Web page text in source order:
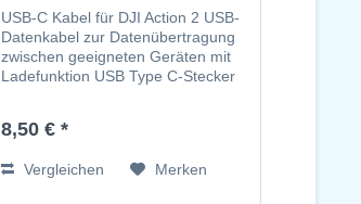
USB-C Kabel für DJI Action 2 USB-
Datenkabel zur Datenübertragung
zwischen geeigneten Geräten mit
Ladefunktion USB Type C-Stecker
USB-Anschluss
8,50 € *
Vergleichen Merken